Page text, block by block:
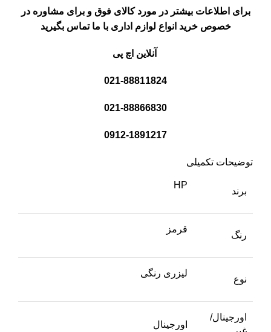
برای اطلاعات بیشتر در مورد کالای فوق و برای مشاوره در
خصوص خرید انواع لوازم اداری با ما تماس بگیرید
آنلاین اچ پی
021-88811824
021-88866830
0912-1891217
توضیحات تکمیلی
برند
HP
رنگ
قرمز
نوع
لیزری رنگی
اورجینال/
اورجینال